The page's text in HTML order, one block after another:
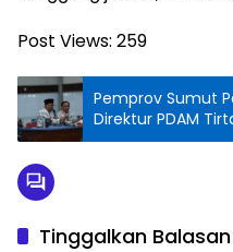
Post Views: 259
Pemprov Sumut
Direktur PDAM
Tinggalkan Balasan